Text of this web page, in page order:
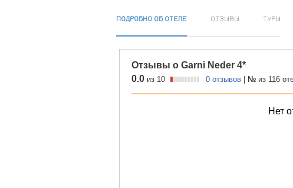
ПОДРОБНО ОБ ОТЕЛЕ ОТЗЫВЫ ТУРЫ